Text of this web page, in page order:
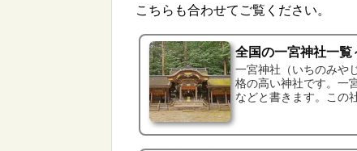
こちらも合わせてご覧ください。
全国の一宮神社一覧
一宮神社（いちのみや
格の高い神社です。一
などと書きます。この